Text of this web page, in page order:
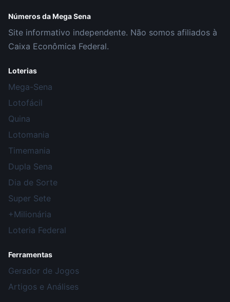
Números da Mega Sena
Site informativo independente. Não somos afiliados à
Caixa Econômica Federal.
Loterias
Mega-Sena
Lotofácil
Quina
Lotomania
Timemania
Dupla Sena
Dia de Sorte
Super Sete
+Milionária
Loteria Federal
Ferramentas
Gerador de Jogos
Artigos e Análises